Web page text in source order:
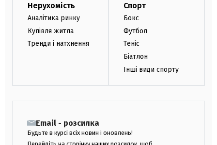
Нерухомість
Аналітика ринку
Купівля житла
Тренди і натхнення
Спорт
Бокс
Футбол
Теніс
Біатлон
Інші види спорту
Email - розсилка
Будьте в курсі всіх новин і оновлень!